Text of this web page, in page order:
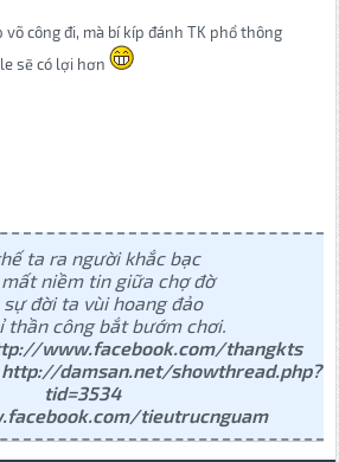
võ công đi, mà bí kíp đánh TK phổ thông
sẽ có lợi hơn
ta ra người khắc bạc
niềm tin giữa chợ đờ
sự đời ta vùi hoang đảo
thần công bắt bướm chơi.
www.facebook.com/thangkts
http://damsan.net/showthread.php?
tid=3534
tieutrucnguam